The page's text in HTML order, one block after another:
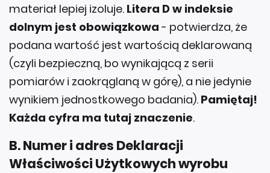
materiał lepiej izoluje. Litera D w indeksie
dolnym jest obowiązkowa - potwierdza, że
podana wartość jest wartością deklarowaną
(czyli bezpieczną, bo wynikającą z serii
pomiarów i zaokrąglaną w górę), a nie jedynie
wynikiem jednostkowego badania). Pamiętaj!
Każda cyfra ma tutaj znaczenie.
B. Numer i adres Deklaracji
Właściwości Użytkowych wyrobu